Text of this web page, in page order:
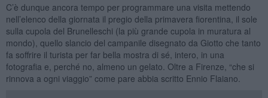
C’è dunque ancora tempo per programmare una visita mettendo
nell’elenco della giornata il pregio della primavera fiorentina, il sole
sulla cupola del Brunelleschi (la più grande cupola in muratura al
mondo), quello slancio del campanile disegnato da Giotto che tanto
fa soffrire il turista per far bella mostra di sé, intero, in una
fotografia e, perché no, almeno un gelato. Oltre a Firenze, “che si
rinnova a ogni viaggio” come pare abbia scritto Ennio Flaiano.